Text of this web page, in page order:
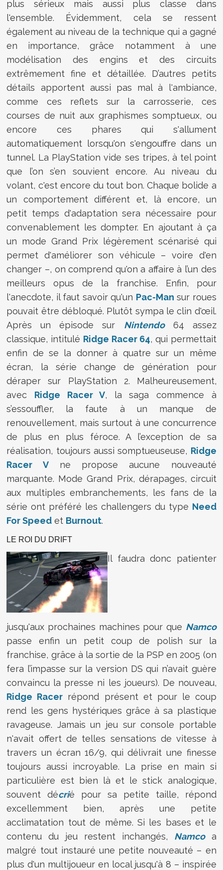
plus sérieux mais aussi plus classe dans
l'ensemble. Évidemment, cela se ressent
également au niveau de la technique qui a gagné
en importance, grâce notamment à une
modélisation des engins et des circuits
extrêmement fine et détaillée. D’autres petits
détails apportent aussi pas mal à l'ambiance,
comme ces reflets sur la carrosserie, ces
courses de nuit aux graphismes somptueux, ou
encore ces phares qui s'allument
automatiquement lorsqu'on s'engouffre dans un
tunnel. La PlayStation vide ses tripes, à tel point
que l’on s’en souvient encore. Au niveau du
volant, c'est encore du tout bon. Chaque bolide a
un comportement différent et, là encore, un
petit temps d'adaptation sera nécessaire pour
convenablement les dompter. En ajoutant à ça
un mode Grand Prix légèrement scénarisé qui
permet d'améliorer son véhicule – voire d'en
changer –, on comprend qu'on a affaire à l’un des
meilleurs opus de la franchise. Enfin, pour
l'anecdote, il faut savoir qu'un Pac-Man sur roues
pouvait être débloqué. Plutôt sympa le clin d'œil.
Après un épisode sur Nintendo64 assez
classique, intitulé Ridge Racer 64, qui permettait
enfin de se la donner à quatre sur un même
écran, la série change de génération pour
déraper sur PlayStation 2. Malheureusement,
avec Ridge Racer V, la saga commence à
s’essouffler, la faute à un manque de
renouvellement, mais surtout à une concurrence
de plus en plus féroce. A l’exception de sa
réalisation, toujours aussi somptueuseuse, Ridge
Racer Vne propose aucune nouveauté
marquante. Mode Grand Prix, dérapages, circuit
aux multiples embranchements, les fans de la
série ont préféré les challengers du type Need
For Speed et Burnout.
LE ROI DU DRIFT
Il faudra donc patienter
jusqu'aux prochaines machines pour que Namco
passe enfin un petit coup de polish sur la
franchise, grâce à la sortie de la PSP en 2005 (on
fera l’impasse sur la version DS qui n’avait guère
convaincu la presse ni les joueurs). De nouveau,
Ridge Racer répond présent et pour le coup
rend les gens hystériques grâce à sa plastique
ravageuse. Jamais un jeu sur console portable
n'avait offert de telles sensations de vitesse à
travers un écran 16/9, qui délivrait une finesse
toujours aussi incroyable. La prise en main si
particulière est bien là et le stick analogique,
souvent décrié pour sa petite taille, répond
excellemment bien, après une petite
acclimatation tout de même. Si les bases et le
contenu du jeu restent inchangés, Namcoa
malgré tout instauré une petite nouveauté – en
plus d'un multijoueur en local jusqu'à 8 – inspirée